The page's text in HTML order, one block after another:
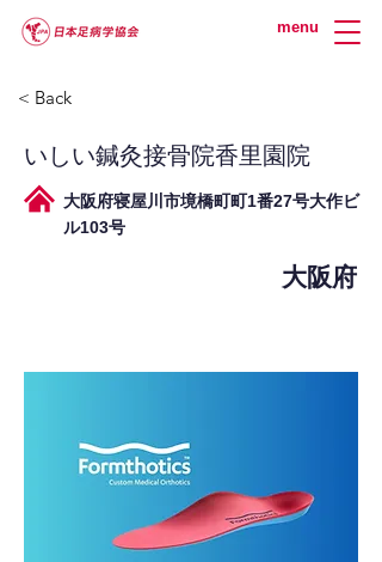
menu
< Back
いしい鍼灸接骨院香里園院
大阪府寝屋川市境橋町町1番27号大作ビ
ル103号
大阪府